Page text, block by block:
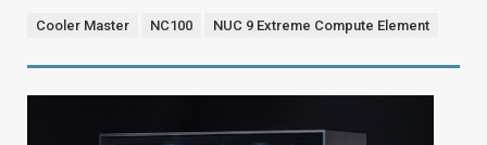
Cooler Master NC100 NUC 9 Extreme Compute Element